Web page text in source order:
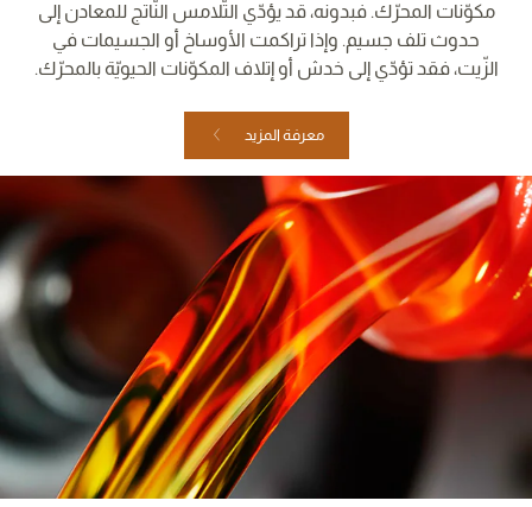
مكوّنات المحرّك. فبدونه، قد يؤدّي التّلامس النّاتج للمعادن إلى
حدوث تلف جسيم. وإذا تراكمت الأوساخ أو الجسيمات في
الزّيت، فقد تؤدّي إلى خدش أو إتلاف المكوّنات الحيويّة بالمحرّك.
معرفة المزيد